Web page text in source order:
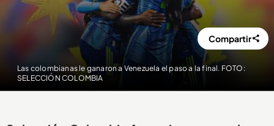
Las colombianas le ganaron a Venezuela el paso a la final. FOTO:
SELECCIÓN COLOMBIA
Compartir